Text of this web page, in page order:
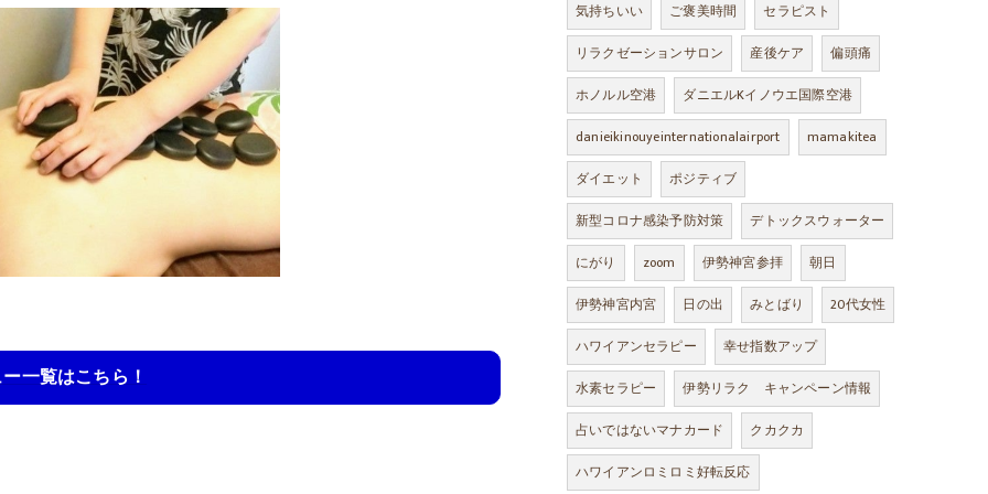
一覧はこちら！
気持ちいい ご褒美時間
セラピスト
リラクゼーションサロン
産後ケア
偏頭痛
ホノルル空港
ダニエルKイノウエ国際空港
danieikinouyeinternationalairport
mamakitea
ダイエット
ポジティブ
新型コロナ感染予防対策
デトックスウォーター
にがり
zoom 伊勢神宮参拝
朝日
伊勢神宮内宮
日の出 みとばり
20代女性
ハワイアンセラピー
幸せ指数アップ
水素セラピー
伊勢リラク キャンペーン情報
占いではないマナカード
クカクカ
ハワイアンロミロミ好転反応